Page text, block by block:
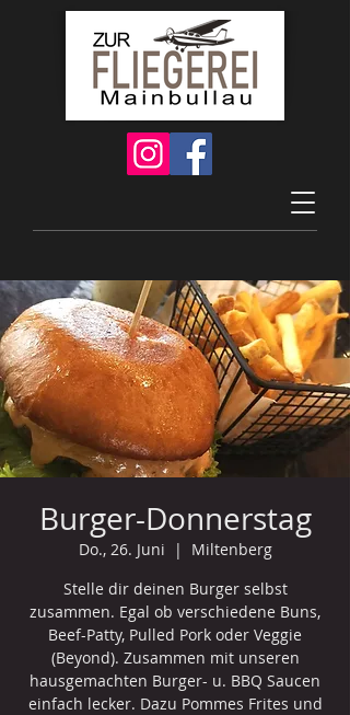
Burger-Donnerstag
Do., 26. Juni
  |
Miltenberg
Stelle dir deinen Burger selbst
zusammen. Egal ob verschiedene Buns,
Beef-Patty, Pulled Pork oder Veggie
(Beyond). Zusammen mit unseren
hausgemachten Burger- u. BBQ Saucen
einfach lecker. Dazu Pommes Frites und